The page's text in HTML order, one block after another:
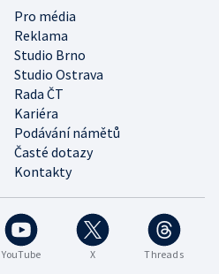
YouTube X Threads
Pro média
Reklama
Studio Brno
Studio Ostrava
Rada ČT
Kariéra
Podávání námětů
Časté dotazy
Kontakty